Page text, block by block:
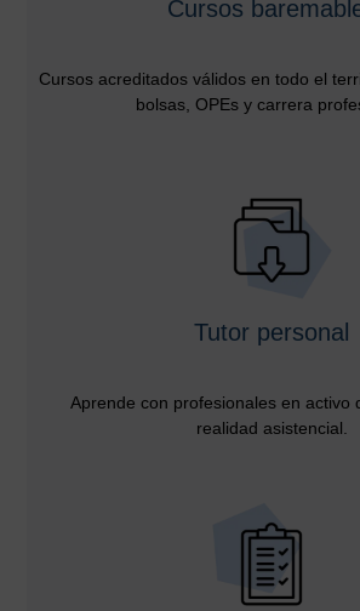
Cursos
Cursos acreditados válidos en todo el
bolsas, OPEs y carrera
Tutor personal
Aprende con profesionales en activo
realidad asistencial.